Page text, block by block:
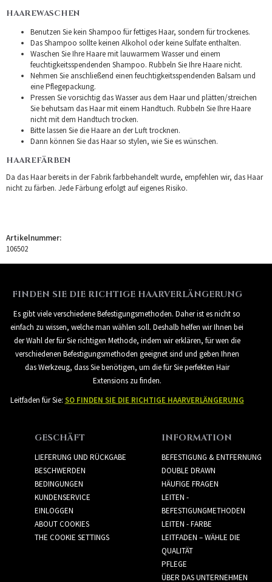
HAAREWASCHEN
Benutzen Sie kein Shampoo für fettiges Haar, sondern für trockenes.
Das Shampoo sollte keinen Alkohol oder keine Sulfate enthalten.
Waschen Sie Ihre Haare mit lauwarmem Wasser und einem
feuchtigkeitsspendenden Shampoo. Rubbeln Sie Ihre Haare nicht.
Nehmen Sie anschließend einen feuchtigkeitsspendenden Balsam und
eine Pflegepackung.
Pressen Sie vorsichtig das Wasser aus dem Haar und plätten/streichen
Sie behutsam das Haar mit einem Handtuch. Rubbeln Sie Ihre Haare
nicht mit dem Handtuch trocken.
Bitte lassen Sie die Haare an der Luft trocknen.
Dann können Sie das Haar so stylen, wie Sie es wünschen.
HAAREFÄRBEN
Da das Haar bereits in der Fabrik farbbehandelt wurde, empfehlen wir, das Haar
nicht zu färben. Jede Färbung erfolgt auf eigenes Risiko.
Artikelnummer:
106502
FINDEN SIE DIE RICHTIGE HAARVERLÄNGERUNG
Es gibt viele verschiedene Befestigungsmethoden. Daher ist es nicht so
einfach zu wissen, welche man wählen soll. Deshalb helfen wir Ihnen bei
der Wahl der für Sie richtigen Methode, indem wir erklären, für wen die
verschiedenen Befestigungsmethoden geeignet sind und geben Ihnen
das Werkzeug, dass Sie benötigen, um die für Sie perfekten Hair
Extensions zu finden.
Leitfaden für Sie: SO FINDEN SIE DIE RICHTIGE HAARVERLÄNGERUNG
GESCHÄFT
LIEFERUNG UND RÜCKGABE
BESCHWERDEN
BEDINGUNGEN
KUNDENSERVICE
EINLOGGEN
ABOUT COOKIES
THE COOKIE SETTINGS
INFORMATION
BEFESTIGUNG & ENTFERNUNG
DOUBLE DRAWN
HÄUFIGE FRAGEN
LEITEN -
BEFESTIGUNGMETHODEN
LEITEN - FARBE
LEITFADEN – WÄHLE DIE
QUALITÄT
PFLEGE
ÜBER DAS UNTERNEHMEN